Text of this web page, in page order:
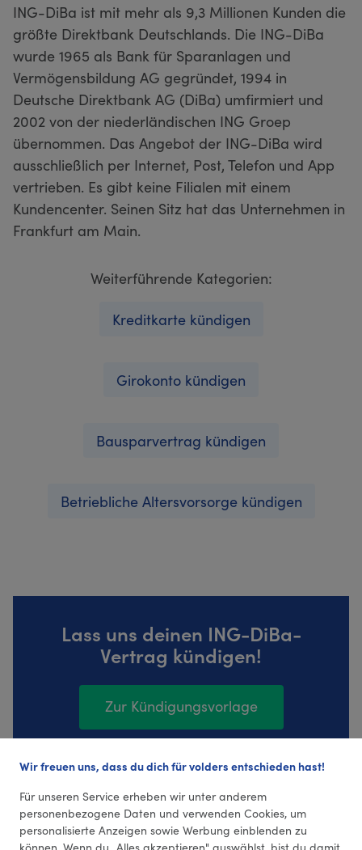
ING-DiBa ist mit mehr als 9,3 Millionen Kunden die
größte Direktbank Deutschlands. Die ING-DiBa
wurde 1965 als Bank für Sparanlagen und
Vermögensbildung AG gegründet, 1994 in
Deutsche Direktbank AG (DiBa) umfirmiert und
2002 von der niederländischen ING Groep
übernommen. Das Angebot der ING-DiBa wird
ausschließlich per Internet, Post, Telefon und App
vertrieben. Es gibt keine Filialen mit einem
Kundencenter. Seinen Sitz hat das Unternehmen in
Frankfurt am Main.
Weiterführende Kategorien:
Kreditkarte kündigen
Girokonto kündigen
Bausparvertrag kündigen
Betriebliche Altersvorsorge kündigen
Lass uns deinen ING-DiBa-
Vertrag kündigen!
Zur Kündigungsvorlage
447 Bewertungen (4,29 Durchschnitt)
Wir freuen uns, dass du dich für volders entschieden hast!
Für unseren Service erheben wir unter anderem
personenbezogene Daten und verwenden Cookies, um
personalisierte Anzeigen sowie Werbung einblenden zu
können. Wenn du „Alles akzeptieren" auswählst, bist du damit